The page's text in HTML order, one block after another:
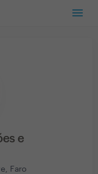
e
Faro